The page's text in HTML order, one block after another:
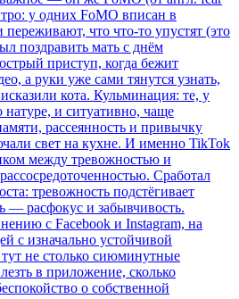
у одних FoMO вписан в
что что-то упустят (это
поздравить мать с днём
приступ, когда бежит
а руки уже сами тянутся узнать,
кота. Кульминация: те, у
и ситуативно, чаще
рассеянность и привычку
свет на кухне. И именно TikTok
между тревожностью и
Сработал
тревожность подстёгивает
— расфокус и забывчивость.
с Facebook и Instagram, на
с изначально устойчивой
не столько сиюминутные
в приложение, сколько
о собственной